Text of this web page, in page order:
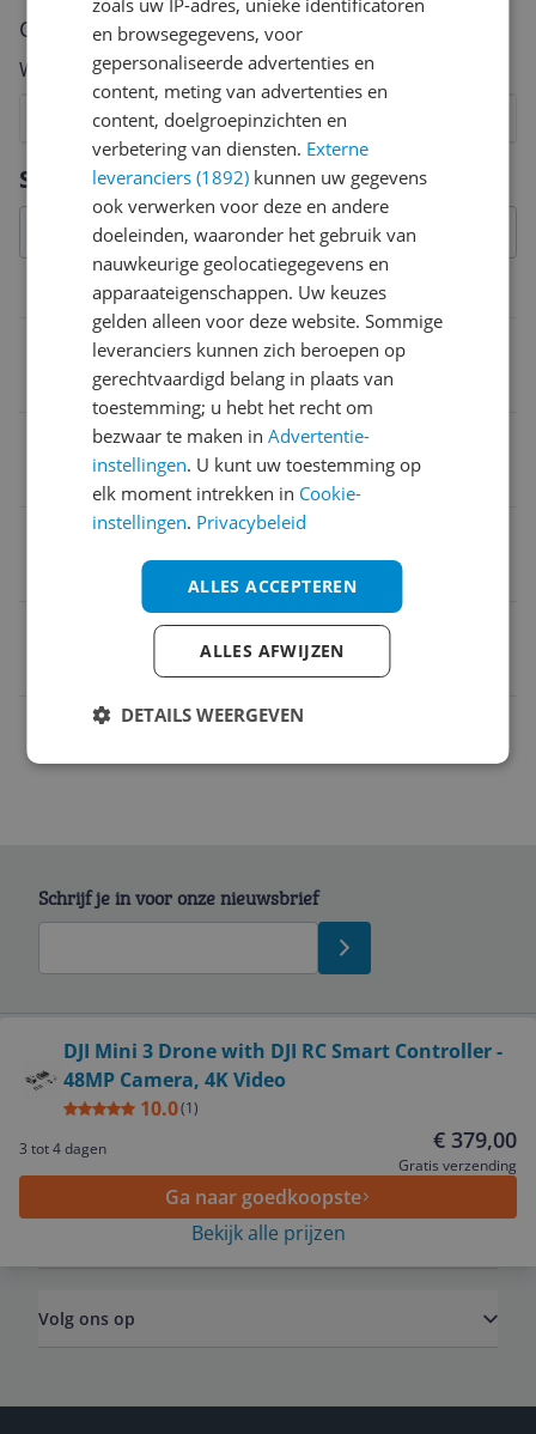
Specificaties
Algemeen
Anders
Leeftijd
12+ jaar
Aantal spelers
6941565979629
Cijfer
Welk cijfer geef jij dit product?
7
6
5
4
3
2
Vraag 1 van 4
DJI Mini 3 Drone with DJI RC Smart Controller -
48MP Camera, 4K Video
10.0(1)
3 tot 4 dagen
€ 379,00
Gratis verzending
Ga naar goedkoopste
Bekijk alle prijzen
Schrijf je in voor onze nieuwsbrief
Service
Algemeen
Volg ons op
zoals uw IP-adres, unieke identificatoren
en browsegegevens, voor
gepersonaliseerde advertenties en
content, meting van advertenties en
content, doelgroepinzichten en
verbetering van diensten. Externe
leveranciers (1892) kunnen uw gegevens
ook verwerken voor deze en andere
doeleinden, waaronder het gebruik van
nauwkeurige geolocatiegegevens en
apparaateigenschappen. Uw keuzes
gelden alleen voor deze website. Sommige
leveranciers kunnen zich beroepen op
gerechtvaardigd belang in plaats van
toestemming; u hebt het recht om
bezwaar te maken inAdvertentie-
instellingen. U kunt uw toestemming op
elk moment intrekken in Cookie-
instellingen. Privacybeleid
ALLES ACCEPTEREN
ALLES AFWIJZEN
DETAILS WEERGEVEN